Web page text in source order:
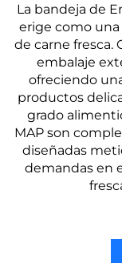
La bandeja de
erige como una
de carne fresca.
embalaje
ofreciendo
productos
grado
MAP son
diseñadas
demandas en